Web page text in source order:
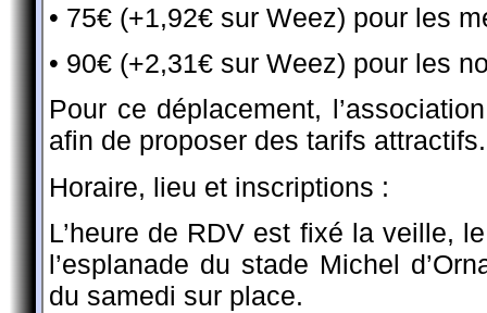
• 75€ (+1,92€ sur Weez) pour les
• 90€ (+2,31€ sur Weez) pour les
Pour ce déplacement,
afin de proposer des tarifs attractifs.
Horaire, lieu et inscriptions :
L’heure de RDV est fixé la veille,
l’esplanade du stade Michel
du samedi sur place.